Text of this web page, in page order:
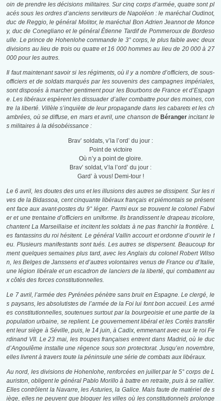
oin de prendre les décisions militaires. Sur cinq corps d’armée, quatre sont pl
acés sous les ordres d’anciens serviteurs de Napoléon : le maréchal Oudinot,
duc de Reggio, le général Molitor, le maréchal Bon Adrien Jeannot de Monce
y, duc de Conegliano et le général Étienne Tardif de Pommeroux de Bordeso
ulle. Le prince de Hohenlohe commande le 3° corps, le plus faible avec deux
divisions au lieu de trois ou quatre et 16 000 hommes au lieu de 20 000 à 27
000 pour les autres.
Il faut maintenant savoir si les régiments, où il y a nombre d’officiers, de sous-
officiers et de soldats marqués par les souvenirs des campagnes impériales,
sont disposés à marcher gentiment pour les Bourbons de France et d’Espagn
e. Les libéraux espèrent les dissuader d’aller combattre pour des moines, con
tre la liberté. Villèle s’inquiète de leur propagande dans les cabarets et les ch
ambrées, où se diffuse, en mars et avril, une chanson de Béranger incitant le
s militaires à la désobéissance :
Brav’ soldats, v’la l’ord’ du jour :
Point de victoire
Où n’y a point de gloire.
Brav’ soldat, v’la l’ord’ du jour :
Gard’ à vous! Demi-tour !
Le 6 avril, les doutes des uns et les illusions des autres se dissipent. Sur les ri
ves de la Bidassoa, cent cinquante libéraux français et piémontais se présent
ent face aux avant-postes du 9° léger. Parmi eux se trouvent le colonel Fabvi
er et une trentaine d’officiers en uniforme. Ils brandissent le drapeau tricolore,
chantent La Marseillaise et incitent les soldats à ne pas franchir la frontière. L
es fantassins du roi hésitent. Le général Vallin accourt et ordonne d’ouvrir le f
eu. Plusieurs manifestants sont tués. Les autres se dispersent. Beaucoup for
ment quelques semaines plus tard, avec les Anglais du colonel Robert Wilso
n, les Belges de Janssens et d’autres volontaires venus de France ou d’Italie,
une légion libérale et un escadron de lanciers de la liberté, qui combattent au
x côtés des forces constitutionnelles.
Le 7 avril, l’armée des Pyrénées pénètre sans bruit en Espagne. Le clergé, le
s paysans, les absolutistes de l’armée de la Foi lui font bon accueil. Les armé
es constitutionnelles, soutenues surtout par la bourgeoisie et une partie de la
population urbaine, se replient. Le gouvernement libéral et les Cortès transfèr
ent leur siège à Séville, puis, le 14 juin, à Cadix, emmenant avec eux le roi Fe
rdinand VII. Le 23 mai, les troupes françaises entrent dans Madrid, où le duc
d’Angoulême installe une régence sous son protectorat. Jusqu’en novembre,
elles livrent à travers toute la péninsule une série de combats aux libéraux.
Au nord, les divisions de Hohenlohe, renforcées en juillet par le 5° corps de L
auriston, obligent le général Pablo Morillo à battre en retraite, puis à se rallier.
Elles contrôlent la Navarre, les Asturies, la Galice. Mais faute de matériel de s
iège, elles ne peuvent que bloquer les villes où les constitutionnels prolonge